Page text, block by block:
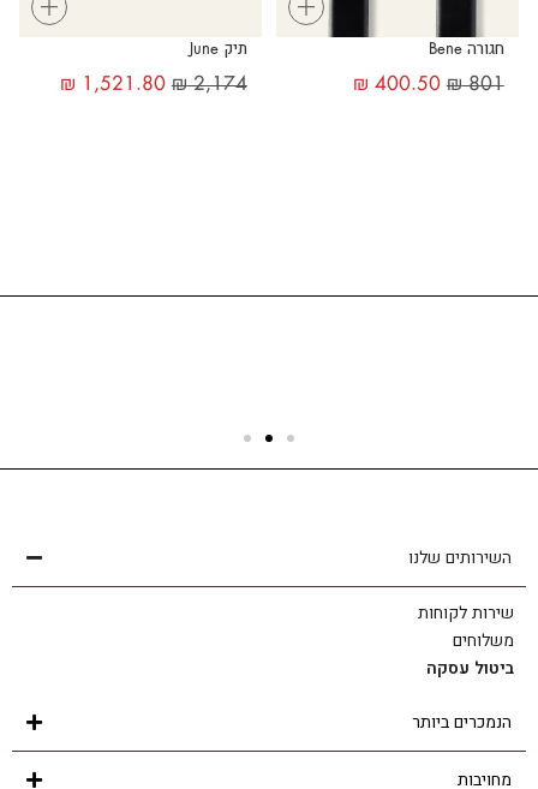
חגורה Bene
₪801
₪ 400.50
תיק June
₪2,174
₪ 1,521.80
שירות לקוחות
השירותים שלנו
שירות לקוחות
משלוחים
ביטול עסקה
הנמכרים ביותר
מחויבות